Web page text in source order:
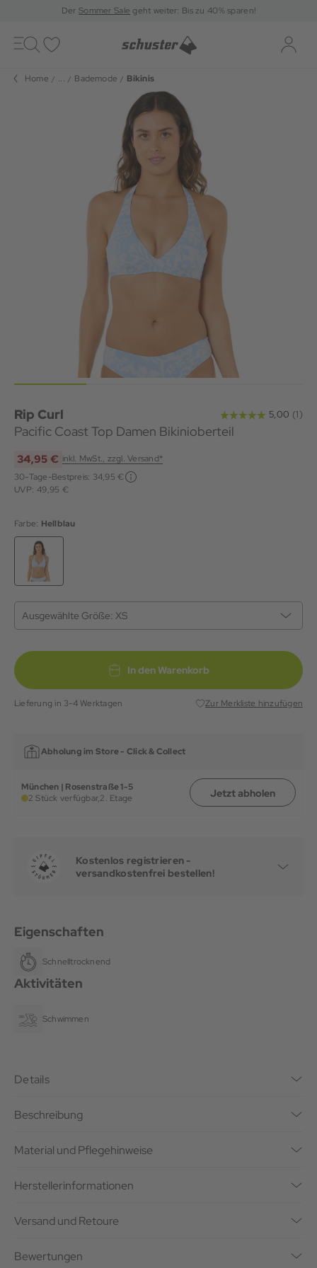
DerSommer Sale geht weiter: Bis zu 40% sparen!
Toggle
navigation
Home ... Bademode Bikinis
Rip Curl
Pacific Coast Top Damen Bikinioberteil
34,95 € inkl. MwSt., zzgl. Versand*
30-Tage-Bestpreis: 34,95 €
UVP: 49,95 €
Farbe: Hellblau
Ausgewählte Größe: XS
In den Warenkorb
Lieferung in 3-4 Werktagen Zur Merkliste hinzufügen
Abholung im Store - Click & Collect
München | Rosenstraße 1-5
2 Stück verfügbar,2. Etage Jetzt abholen
Kostenlos registrieren -
versandkostenfrei bestellen!
Eigenschaften
Schnelltrocknend
Aktivitäten
Schwimmen
Details
Beschreibung
Material und Pflegehinweise
Herstellerinformationen
Versand und Retoure
Bewertungen